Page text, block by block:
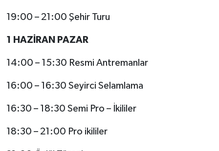
19:00 – 21:00 Şehir Turu
1 HAZİRAN PAZAR
14:00 – 15:30 Resmi Antremanlar
16:00 – 16:30 Seyirci Selamlama
16:30 – 18:30 Semi Pro – İkililer
18:30 – 21:00 Pro ikililer